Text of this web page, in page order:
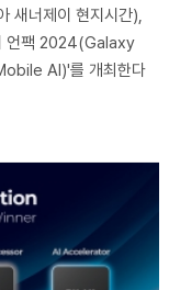
새너제이 현지시간),
언팩 2024(Galaxy
AI)'를 개최한다